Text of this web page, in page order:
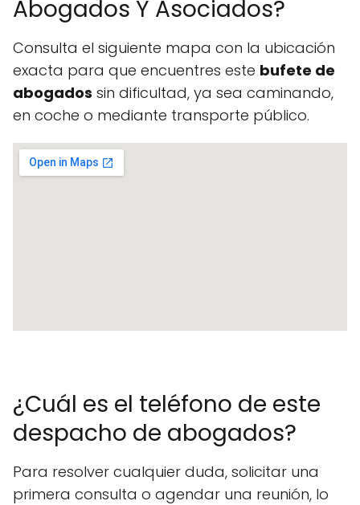
Abogados Y Asociados?
Consulta el siguiente mapa con la ubicación
exacta para que encuentres este bufete de
abogados sin dificultad, ya sea caminando,
en coche o mediante transporte público.
¿Cuál es el teléfono de este
despacho de abogados?
Para resolver cualquier duda, solicitar una
primera consulta o agendar una reunión, lo